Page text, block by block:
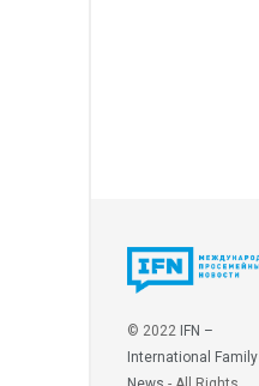
© 2022 IFN –
International Family